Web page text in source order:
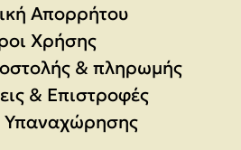
Απορρήτου
Χρήσης
& πληρωμής
& Επιστροφές